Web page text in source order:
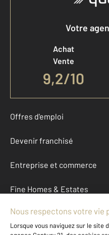
Votre
Achat
Vente
9,2/10
Offres d'emploi
Devenir franchisé
Entreprise et commerce
Fine Homes & Estates
À propos